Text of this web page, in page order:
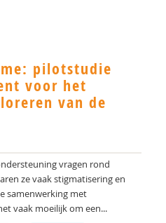
pilotstudie
voor het
van de
vragen rond
ze vaak stigmatisering en
samenwerking met
vaak moeilijk om een...